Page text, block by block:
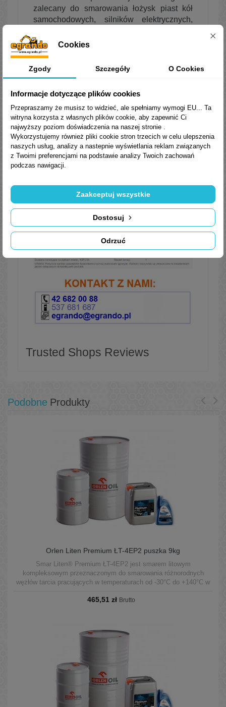
zalecany do smarowania łożysk piast kół
samochodowych, silników elektrycznych,
przegubów i innych mechanizmów
samochodowych oraz przemysłowych.
Ze względu na wysoką trwałość może być
używany do smarowania długookresowego i
urządzeń bez konieczności dodatkowego
„dosmarowywania” w trakcie normalnej
eksploatacji.
Normy, aprobaty, specyfikacje
DIN 51502: KP2P-40
ASTM D4950: GC
Parametry fizyko-chemiczne
Trusted Shops Reviews
Podobne Produkty
Orlen Liten Premium ŁT-4EP2 puszka 9kg
Smar Liten® Premium ŁT-4EP2 jest smarem litowym
kompleksowym przeznaczonym do smarowania różnorodnych
węzłów tarcia pracujących w temperaturach od -30°C do +140°C w
465,51 zł Brutto
Cookies
Zgody Szczegóły O Cookies
Informacje dotyczące plików cookies
Przepraszamy że musisz to widzieć, ale spełniamy wymogi EU... Ta
witryna korzysta z własnych plików cookie, aby zapewnić Ci
najwyższy poziom doświadczenia na naszej stronie .
Wykorzystujemy również pliki cookie stron trzecich w celu ulepszenia
naszych usług, analizy a nastepnie wyświetlania reklam związanych
z Twoimi preferencjami na podstawie analizy Twoich zachowań
podczas nawigacji.
Odrzuć
Dostosuj
Zaakceptuj wszystkie